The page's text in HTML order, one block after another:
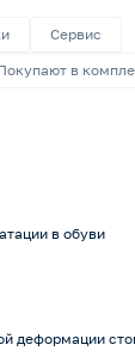
Сервис
в
в обуви
деформации